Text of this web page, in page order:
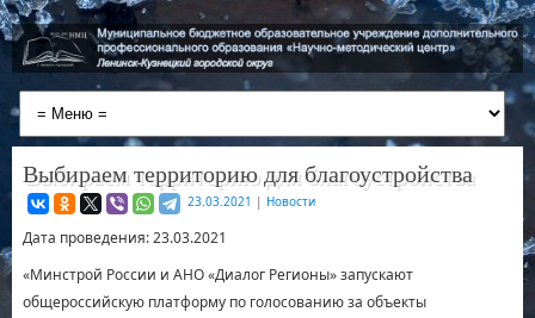
Выбираем территорию для благоустройства
23.03.2021 | Новости
Дата проведения: 23.03.2021
«Минстрой России и АНО «Диалог Регионы» запускают
общероссийскую платформу по голосованию за объекты